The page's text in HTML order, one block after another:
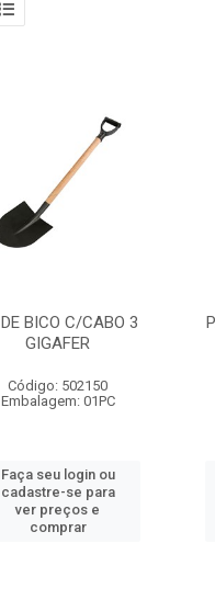
BICO C/CABO 3
GIGAFER
Código: 502150
Embalagem: 01PC
Faça seu login ou
cadastre-se para
ver preços e
comprar